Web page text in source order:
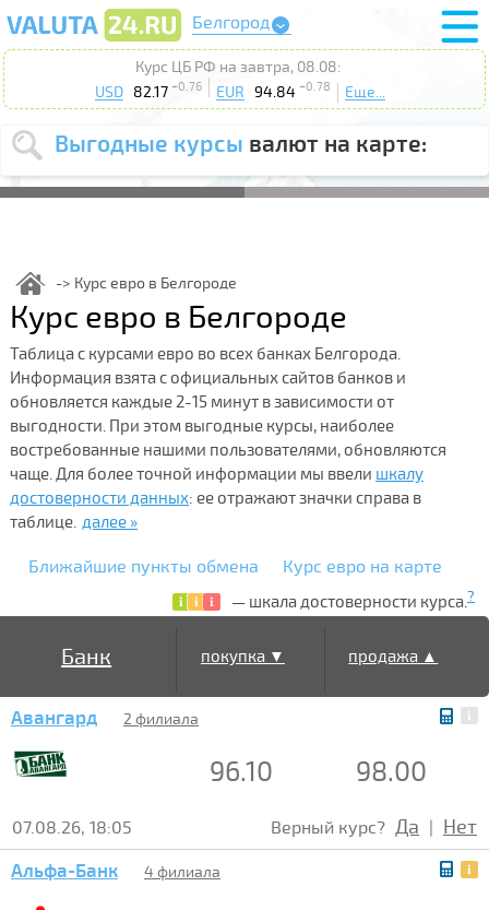
Белгород
Курс ЦБ РФ на завтра, 08.08:
USD
82.17 +0.76 EUR 94.84 +0.78 Еще...
Выгодные курсы валют на карте:
Выберите
USD EUR
курс от
Выберите
действие : Продать
Поиск
Курс евро в Белгороде
Курс евро в Белгороде
Таблица с курсами евро во всех банках Белгорода.
Информация взята с официальных сайтов банков и
обновляется каждые 2-15 минут в зависимости от
выгодности. При этом выгодные курсы, наиболее
востребованные нашими пользователями, обновляются
чаще. Для более точной информации мы ввели шкалу
достоверности данных: ее отражают значки справа в
таблице. далее »
Ближайшие пункты обмена Курс евро на карте
— шкала достоверности курса.?
Банк покупка ▼ продажа ▲
Авангард 2 филиала
96.10 98.00
07.08.26, 18:05 Верный курс? Да | Нет
Альфа-Банк 4 филиала